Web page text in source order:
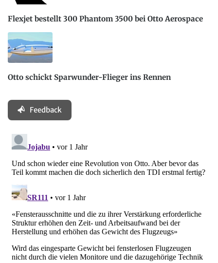
Flexjet bestellt 300 Phantom 3500 bei Otto Aerospace
Otto schickt Sparwunder-Flieger ins Rennen
Feedback